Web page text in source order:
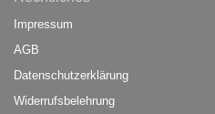
Impressum
AGB
Datenschutzerklärung
Widerrufsbelehrung